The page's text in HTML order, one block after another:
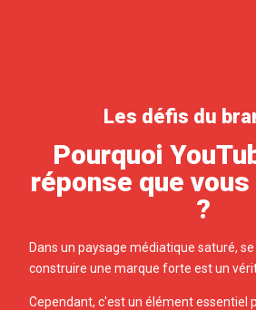
Les défis du
Pourquoi
réponse que
?
Dans un paysage médiatique saturé,
construire une marque forte est un
Cependant, c'est un élément essentiel